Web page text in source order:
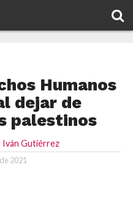
Humanos
dejar de
palestinos
Iván Gutiérrez
2021